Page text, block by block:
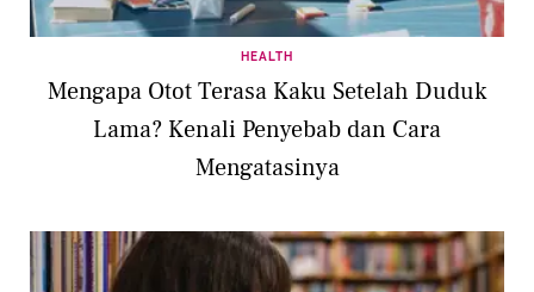
HEALTH
Mengapa Otot Terasa Kaku Setelah Duduk
Lama? Kenali Penyebab dan Cara
Mengatasinya